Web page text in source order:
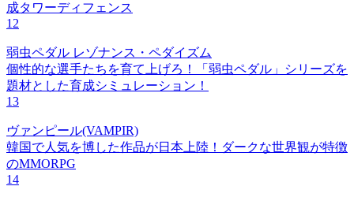
成タワーディフェンス
12
弱虫ペダル レゾナンス・ペダイズム
個性的な選手たちを育て上げろ！「弱虫ペダル」シリーズを
題材とした育成シミュレーション！
13
ヴァンピール(VAMPIR)
韓国で人気を博した作品が日本上陸！ダークな世界観が特徴
のMMORPG
14